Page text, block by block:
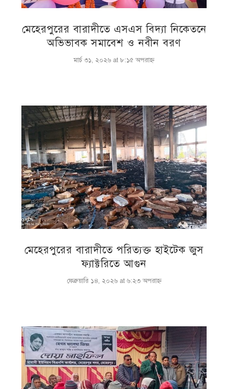
মেহেরপুরের বারাদীতে এসএস বিদ্যা নিকেতনে
অভিভাবক সমাবেশ ও নবীন বরণ
মার্চ ৩১, ২০২৬ at ৮:১৫ অপরাহ্ণ
মেহেরপুরের বারাদীতে পরিত্যক্ত হাইটেক জুস
ফ্যাক্টরিতে আগুন
ফেব্রুয়ারি ১৪, ২০২৬ at ৬:২৩ অপরাহ্ণ